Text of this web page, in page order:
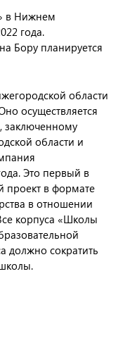
в Нижнем
года.
Бору планируется
области
осуществляется
заключенному
области и
Это первый в
проект в формате
в отношении
корпуса «Школы
должно сократить